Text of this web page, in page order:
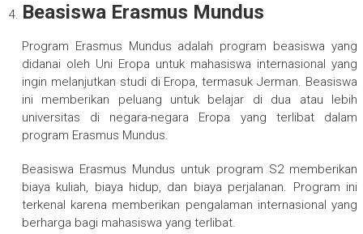
Beasiswa Erasmus Mundus
Program Erasmus Mundus adalah program beasiswa yang
didanai oleh Uni Eropa untuk mahasiswa internasional yang
ingin melanjutkan studi di Eropa, termasuk Jerman. Beasiswa
ini memberikan peluang untuk belajar di dua atau lebih
universitas di negara-negara Eropa yang terlibat dalam
program Erasmus Mundus.
Beasiswa Erasmus Mundus untuk program S2 memberikan
biaya kuliah, biaya hidup, dan biaya perjalanan. Program ini
terkenal karena memberikan pengalaman internasional yang
berharga bagi mahasiswa yang terlibat.